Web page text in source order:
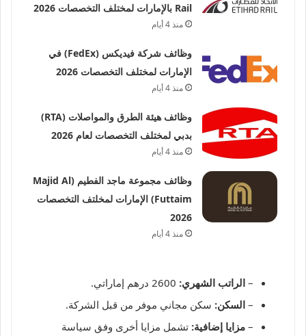
Rail بالإمارات لمختلف التخصصات 2026
منذ 4 أيام
وظائف شركة فيديكس (FedEx) في
الإمارات لمختلف التخصصات 2026
منذ 4 أيام
وظائف هيئة الطرق والمواصلات (RTA)
بدبي لمختلف التخصصات لعام 2026
منذ 4 أيام
وظائف مجموعة ماجد الفطيم (Majid Al
Futtaim) الإمارات لمخلتف التخصصات
2026
منذ 4 أيام
– الراتب الشهري:
– السكن: سكن مجاني موفر من قبل الشركة.
– مزايا إضافية: تشمل مزايا أخرى وفق سياسة